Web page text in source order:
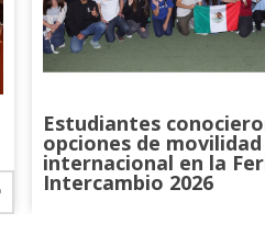
de Conocimiento:
Fomentar
de vanguardia para fortalecer
y extranjeros en
a la transferencia de conocimiento.
Generar y mantener
y sistemática, para potenciar las
y visitas, que permitan
Estudiantes
opciones de movilidad
internacional en la
Intercambio 2026